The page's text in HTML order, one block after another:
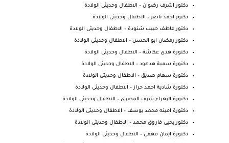
دكتور اشرف رضوان – الاطفال وحديثى الولادة
دكتور احمد ناصر – الاطفال وحديثى الولادة
دكتور عاطف حبيب شنودة – الاطفال وحديثى الولادة
دكتور رمضان ابو الحسن – الاطفال وحديثى الولادة
دكتورة هدى عكاشة – الاطفال وحديثى الولادة
دكتورة سمية هدهود – الاطفال وحديثى الولادة
دكتورة سهام صديق – الاطفال وحديثى الولادة
دكتورة شادية احمد حراز – الاطفال وحديثى الولادة
دكتورة الزهراء شرف المصرى – الاطفال وحديثى الولادة
دكتورة امينه محمد يوسف – الاطفال وحديثى الولادة
دكتور يحيى فاروق محمد – الاطفال وحديثى الولادة
دكتورة ايمان فهمى – الاطفال وحديثى الولادة